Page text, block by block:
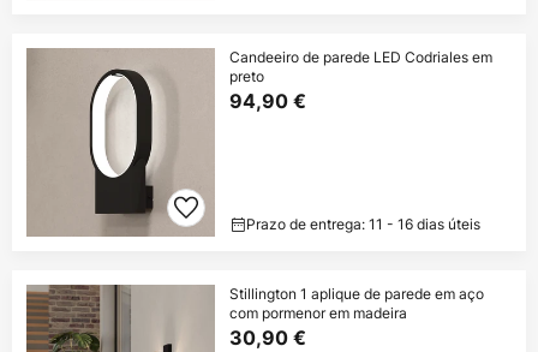
Candeeiro de parede LED Codriales em
preto
94,90 €
Prazo de entrega: 11 - 16 dias úteis
Stillington 1 aplique de parede em aço
com pormenor em madeira
30,90 €